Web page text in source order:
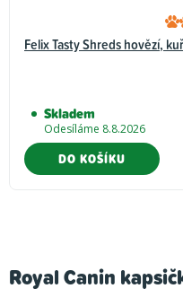
Felix Tasty Shreds hovězí,
Skladem
Odesíláme 8.8.2026
DO KOŠÍKU
Royal Canin